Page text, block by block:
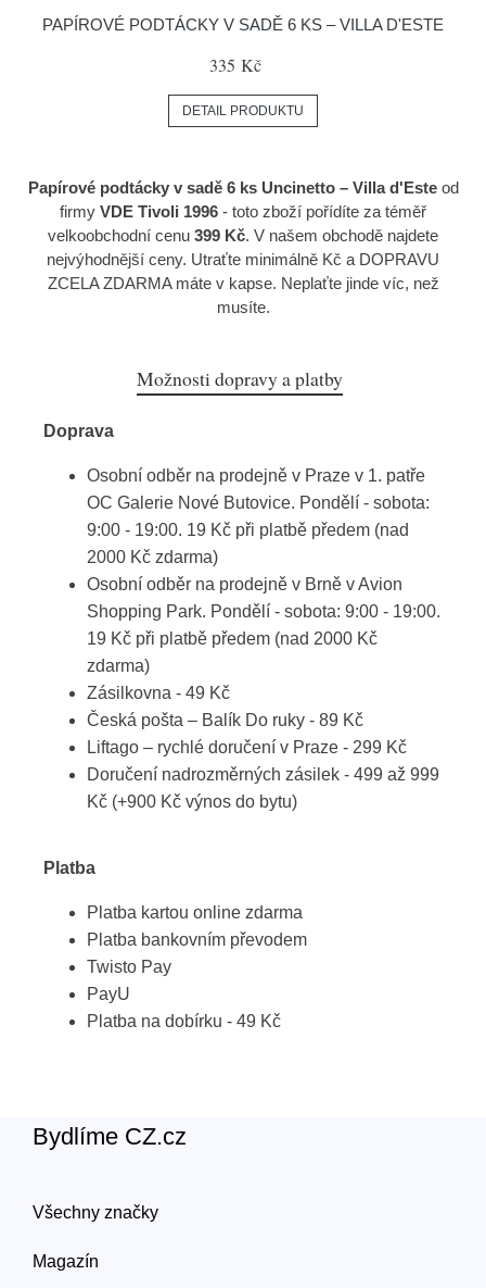
PAPÍROVÉ PODTÁCKY V SADĚ 6 KS – VILLA D'ESTE
335 Kč
DETAIL PRODUKTU
Papírové podtácky v sadě 6 ks Uncinetto – Villa d'Esteod
firmy VDE Tivoli 1996 - toto zboží pořídíte za téměř
velkoobchodní cenu 399 Kč. V našem obchodě najdete
nejvýhodnější ceny. Utraťte minimálně Kč a DOPRAVU
ZCELA ZDARMA máte v kapse. Neplaťte jinde víc, než
musíte.
Možnosti dopravy a platby
Doprava
Osobní odběr na prodejně v Praze v 1. patře
OC Galerie Nové Butovice. Pondělí - sobota:
9:00 - 19:00. 19 Kč při platbě předem (nad
2000 Kč zdarma)
Osobní odběr na prodejně v Brně v Avion
Shopping Park. Pondělí - sobota: 9:00 - 19:00.
19 Kč při platbě předem (nad 2000 Kč
zdarma)
Zásilkovna - 49 Kč
Česká pošta – Balík Do ruky - 89 Kč
Liftago – rychlé doručení v Praze - 299 Kč
Doručení nadrozměrných zásilek - 499 až 999
Kč (+900 Kč výnos do bytu)
Platba
Platba kartou online zdarma
Platba bankovním převodem
Twisto Pay
PayU
Platba na dobírku - 49 Kč
Bydlíme CZ.cz
Všechny značky
Magazín